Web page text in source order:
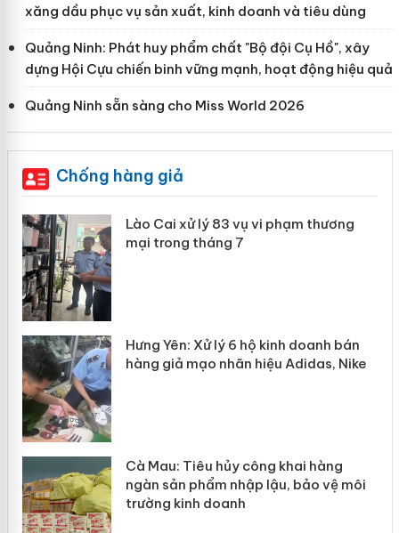
xăng dầu phục vụ sản xuất, kinh doanh và tiêu dùng
Quảng Ninh: Phát huy phẩm chất "Bộ đội Cụ Hồ", xây
dựng Hội Cựu chiến binh vững mạnh, hoạt động hiệu quả
Quảng Ninh sẵn sàng cho Miss World 2026
Chống hàng giả
Lào Cai xử lý 83 vụ vi phạm thương
mại trong tháng 7
Hưng Yên: Xử lý 6 hộ kinh doanh bán
hàng giả mạo nhãn hiệu Adidas, Nike
Cà Mau: Tiêu hủy công khai hàng
ngàn sản phẩm nhập lậu, bảo vệ môi
trường kinh doanh